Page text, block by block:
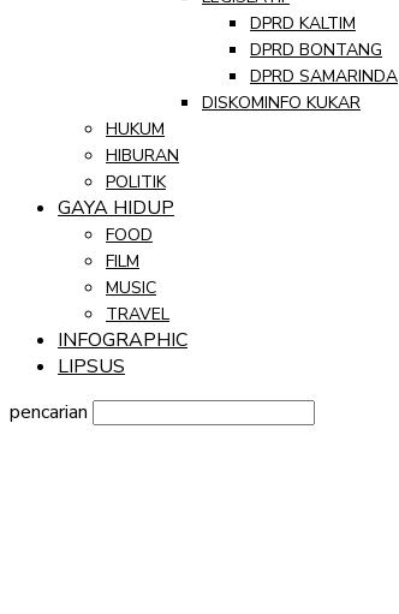
DPRD KALTIM
DPRD BONTANG
DPRD SAMARINDA
DISKOMINFO KUKAR
HUKUM
HIBURAN
POLITIK
GAYA HIDUP
FOOD
FILM
MUSIC
TRAVEL
INFOGRAPHIC
LIPSUS
pencarian